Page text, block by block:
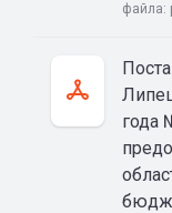
файла:
года